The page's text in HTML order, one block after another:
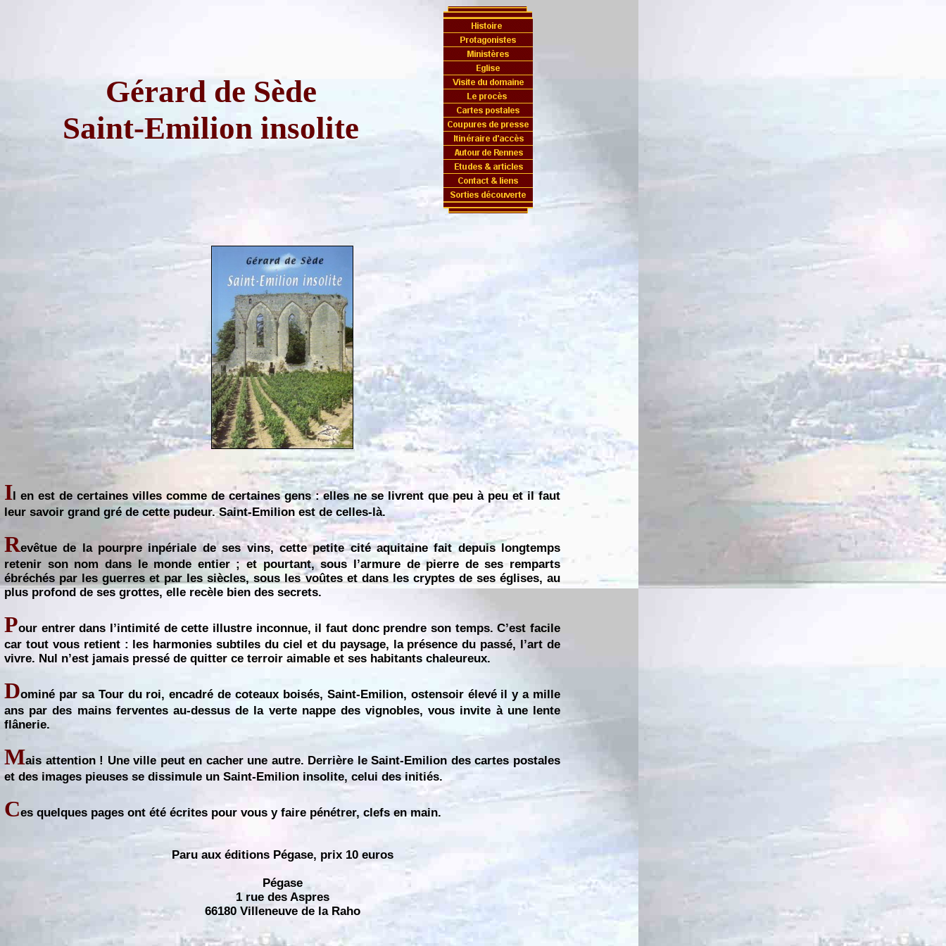
Gérard de Sède
Saint-Emilion insolite
Il en est de certaines villes comme de certaines gens : elles ne se livrent que peu à peu et il faut
leur savoir grand gré de cette pudeur. Saint-Emilion est de celles-là.
Revêtue de la pourpre inpériale de ses vins, cette petite cité aquitaine fait depuis longtemps
retenir son nom dans le monde entier ; et pourtant, sous l’armure de pierre de ses remparts
ébréchés par les guerres et par les siècles, sous les voûtes et dans les cryptes de ses églises, au
plus profond de ses grottes, elle recèle bien des secrets.
Pour entrer dans l’intimité de cette illustre inconnue, il faut donc prendre son temps. C’est facile
car tout vous retient : les harmonies subtiles du ciel et du paysage, la présence du passé, l’art de
vivre. Nul n’est jamais pressé de quitter ce terroir aimable et ses habitants chaleureux.
Dominé par sa Tour du roi, encadré de coteaux boisés, Saint-Emilion, ostensoir élevé il y a mille
ans par des mains ferventes au-dessus de la verte nappe des vignobles, vous invite à une lente
flânerie.
Mais attention ! Une ville peut en cacher une autre. Derrière le Saint-Emilion des cartes postales
et des images pieuses se dissimule un Saint-Emilion insolite, celui des initiés.
Ces quelques pages ont été écrites pour vous y faire pénétrer, clefs en main.
Paru aux éditions Pégase, prix 10 euros
Pégase
1 rue des Aspres
66180 Villeneuve de la Raho